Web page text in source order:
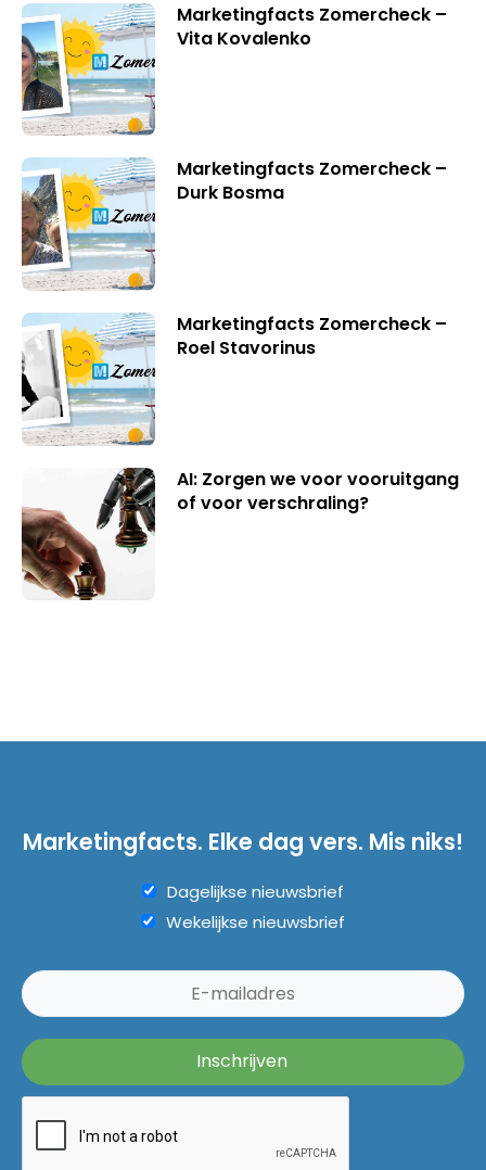
Marketingfacts Zomercheck –
Vita Kovalenko
Marketingfacts Zomercheck –
Durk Bosma
Marketingfacts Zomercheck –
Roel Stavorinus
AI: Zorgen we voor vooruitgang
of voor verschraling?
Marketingfacts. Elke dag vers. Mis niks!
Dagelijkse nieuwsbrief
Wekelijkse nieuwsbrief